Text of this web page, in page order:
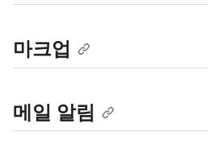
마크업
메일 알림